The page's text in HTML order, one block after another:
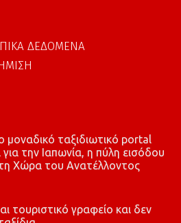
ΔΕΔΟΜΕΝΑ
μοναδικό ταξιδιωτικό portal
την Ιαπωνία, η πύλη εισόδου
Χώρα του Ανατέλλοντος
τουριστικό γραφείο και δεν